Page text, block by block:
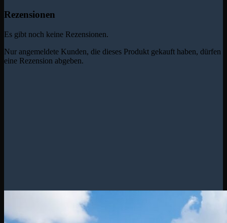
Rezensionen
Es gibt noch keine Rezensionen.
Nur angemeldete Kunden, die dieses Produkt gekauft haben, dürfen
eine Rezension abgeben.